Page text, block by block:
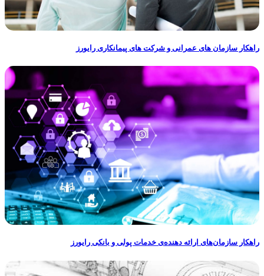
راهکار سازمان های عمرانی و شرکت های پیمانکاری رایورز
راهکار سازمان‌های ارائه دهنده‌ی خدمات پولی و بانکی رایورز